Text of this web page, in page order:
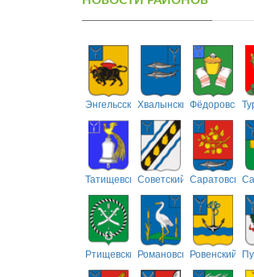
ЭнгельсскийХвалынскийФёдоровский
ТатищевскийСоветский Саратовский
РтищевскийРомановскийРовенский